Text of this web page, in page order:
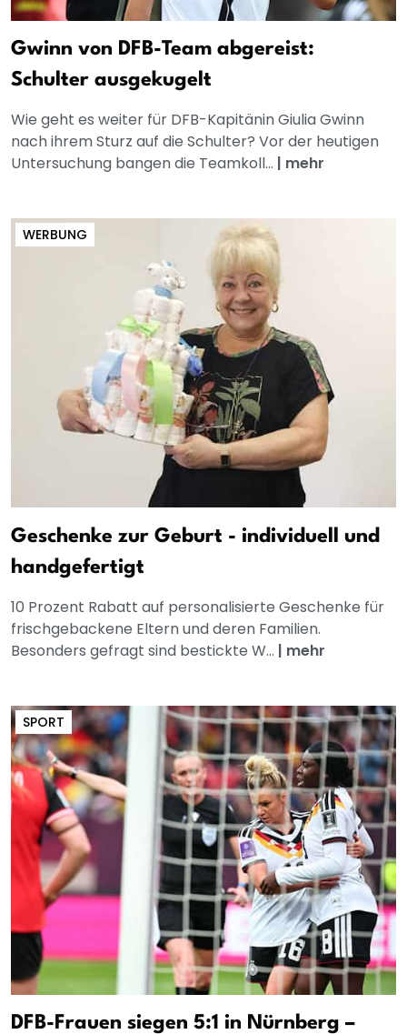
Gwinn von DFB-Team abgereist:
Schulter ausgekugelt
Wie geht es weiter für DFB-Kapitänin Giulia Gwinn
nach ihrem Sturz auf die Schulter? Vor der heutigen
Untersuchung bangen die Teamkoll... | mehr
WERBUNG
Geschenke zur Geburt - individuell und
handgefertigt
10 Prozent Rabatt auf personalisierte Geschenke für
frischgebackene Eltern und deren Familien.
Besonders gefragt sind bestickte W... | mehr
SPORT
DFB-Frauen siegen 5:1 in Nürnberg –